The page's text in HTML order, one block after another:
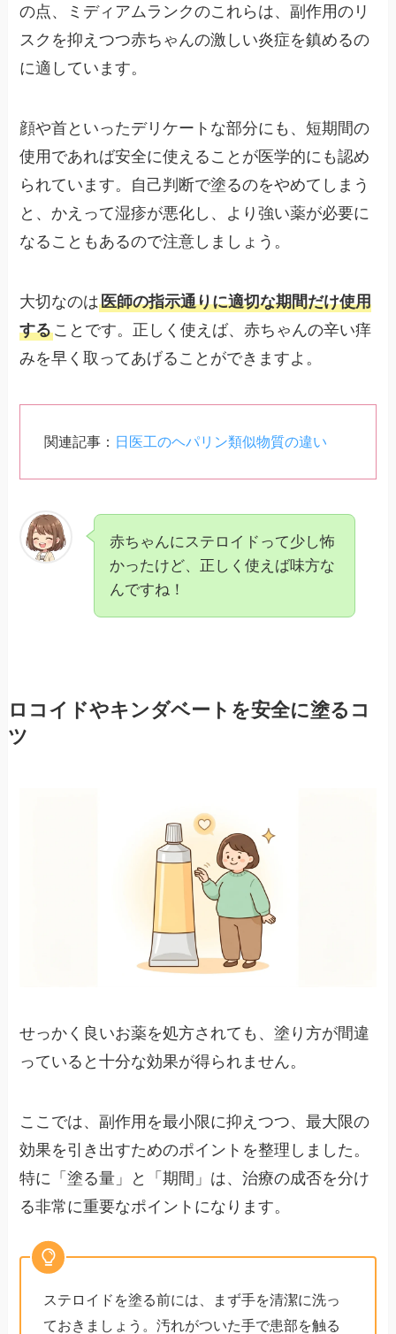
の点、ミディアムランクのこれらは、副作用のリ
スクを抑えつつ赤ちゃんの激しい炎症を鎮めるの
に適しています。
顔や首といったデリケートな部分にも、短期間の
使用であれば安全に使えることが医学的にも認め
られています。自己判断で塗るのをやめてしまう
と、かえって湿疹が悪化し、より強い薬が必要に
なることもあるので注意しましょう。
大切なのは医師の指示通りに適切な期間だけ使用
することです。正しく使えば、赤ちゃんの辛い痒
みを早く取ってあげることができますよ。
関連記事： 日医工のヘパリン類似物質の違い
赤ちゃんにステロイドって少し怖
かったけど、正しく使えば味方な
んですね！
ロコイドやキンダベートを安全に塗るコ
ツ
せっかく良いお薬を処方されても、塗り方が間違
っていると十分な効果が得られません。
ここでは、副作用を最小限に抑えつつ、最大限の
効果を引き出すためのポイントを整理しました。
特に「塗る量」と「期間」は、治療の成否を分け
る非常に重要なポイントになります。
ステロイドを塗る前には、まず手を清潔に洗っ
ておきましょう。汚れがついた手で患部を触る